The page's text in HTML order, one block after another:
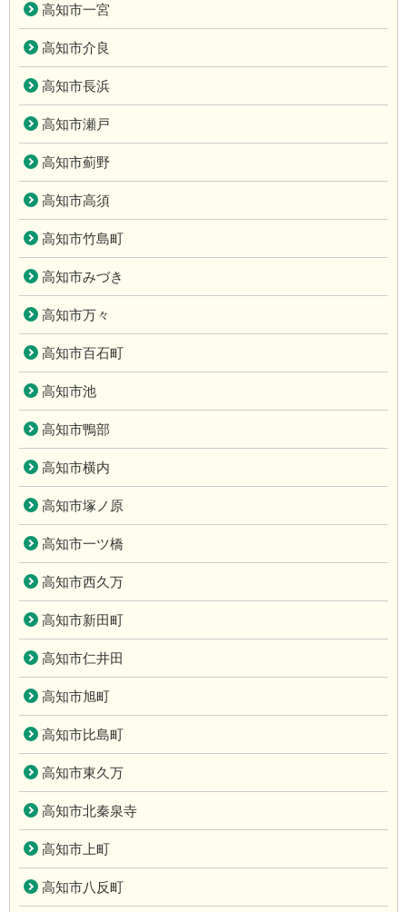
高知市一宮
高知市介良
高知市長浜
高知市瀬戸
高知市薊野
高知市高須
高知市竹島町
高知市みづき
高知市万々
高知市百石町
高知市池
高知市鴨部
高知市横内
高知市塚ノ原
高知市一ツ橋
高知市西久万
高知市新田町
高知市仁井田
高知市旭町
高知市比島町
高知市東久万
高知市北秦泉寺
高知市上町
高知市八反町